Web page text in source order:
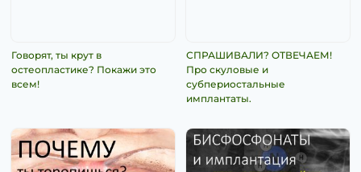
Говорят, ты крут в
остеопластике? Покажи это
всем!
СПРАШИВАЛИ? ОТВЕЧАЕМ!
Про скуловые и
субпериостальные
имплантаты.